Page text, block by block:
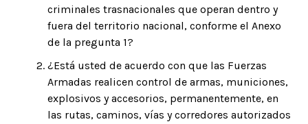
criminales trasnacionales que operan dentro y
fuera del territorio nacional, conforme el Anexo
de la pregunta 1?
¿Está usted de acuerdo con que las Fuerzas
Armadas realicen control de armas, municiones,
explosivos y accesorios, permanentemente, en
las rutas, caminos, vías y corredores autorizados